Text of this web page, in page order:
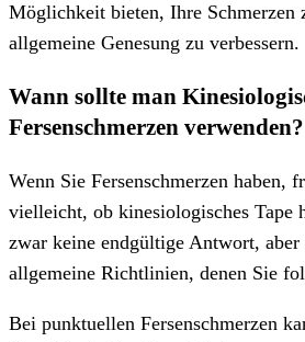
Möglichkeit bieten, Ihre Schmerzen
allgemeine Genesung zu verbessern.
Wann sollte man
Fersenschmerzen verwenden?
Wenn Sie Fersenschmerzen haben,
vielleicht, ob kinesiologisches Tape
zwar keine endgültige Antwort, aber
allgemeine Richtlinien, denen Sie
Bei punktuellen Fersenschmerzen